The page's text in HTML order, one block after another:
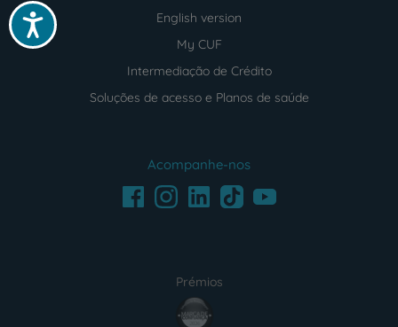
Acessibilidade
English version
My CUF
Intermediação de Crédito
Soluções de acesso e Planos de saúde
Acompanhe-nos
FacebookInstagramLinkedInTikTokYoutube
Prémios
award4